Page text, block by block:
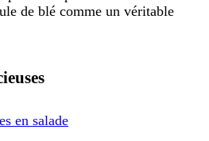
de blé comme un véritable
en salade